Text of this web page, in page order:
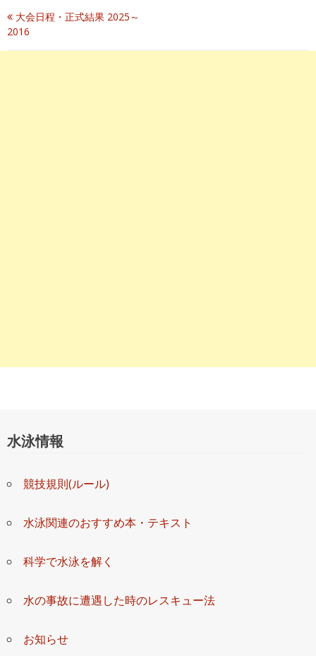
投
稿
大会日程・正式結果 2025～
2016
水泳情報
競技規則(ルール)
水泳関連のおすすめ本・テキスト
科学で水泳を解く
水の事故に遭遇した時のレスキュー法
お知らせ